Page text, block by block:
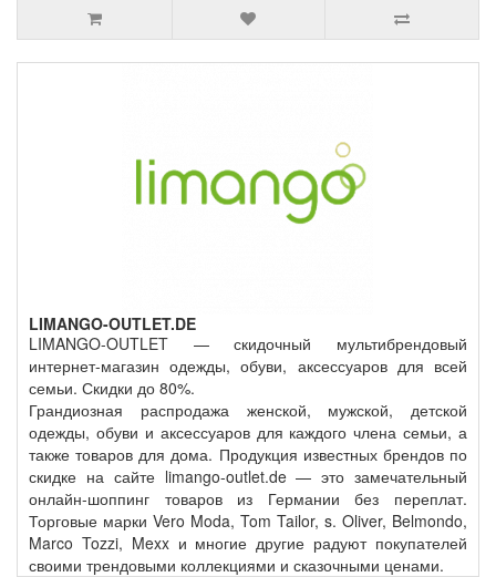
LIMANGO-OUTLET.DE
LIMANGO-OUTLET — скидочный мультибрендовый
интернет-магазин одежды, обуви, аксессуаров для всей
семьи. Скидки до 80%.
Грандиозная распродажа женской, мужской, детской
одежды, обуви и аксессуаров для каждого члена семьи, а
также товаров для дома. Продукция известных брендов по
скидке на сайте limango-outlet.de — это замечательный
онлайн-шоппинг товаров из Германии без переплат.
Торговые марки Vero Moda, Tom Tailor, s. Oliver, Belmondo,
Marco Tozzi, Mexx и многие другие радуют покупателей
своими трендовыми коллекциями и сказочными ценами.